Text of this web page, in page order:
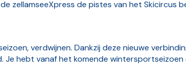
zellamseeXpress de pistes van het Skicircus
verdwijnen. Dankzij deze nieuwe
hebt vanaf het komende wintersportseizoen